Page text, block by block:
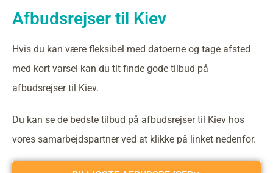
Afbudsrejser til Kiev
Hvis du kan være fleksibel med datoerne og tage afsted
med kort varsel kan du tit finde gode tilbud på
afbudsrejser til Kiev.
Du kan se de bedste tilbud på afbudsrejser til Kiev hos
vores samarbejdspartner ved at klikke på linket nedenfor.